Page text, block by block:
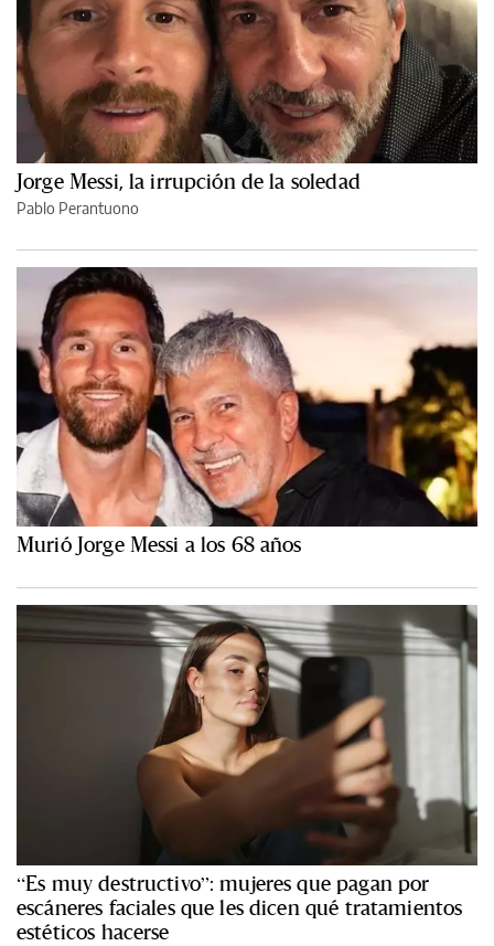
Jorge Messi, la irrupción de la soledad
Pablo Perantuono
Murió Jorge Messi a los 68 años
“Es muy destructivo”: mujeres que pagan por
escáneres faciales que les dicen qué tratamientos
estéticos hacerse